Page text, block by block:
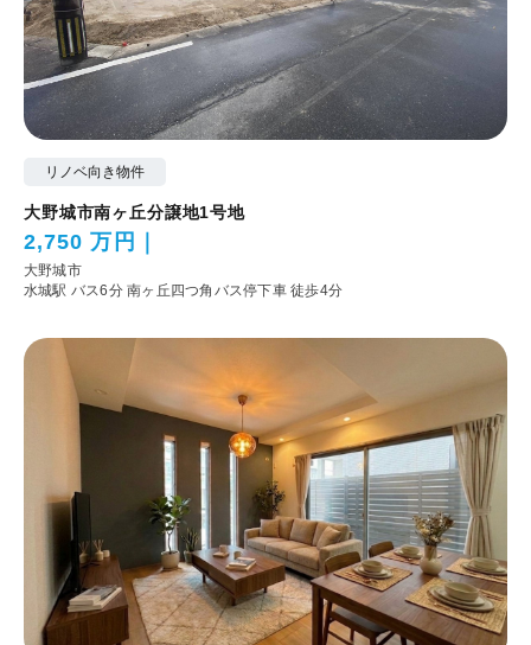
リノベ向き物件
大野城市南ヶ丘分譲地1号地
2,750 万円
大野城市
水城駅 バス6分 南ヶ丘四つ角バス停下車 徒歩4分